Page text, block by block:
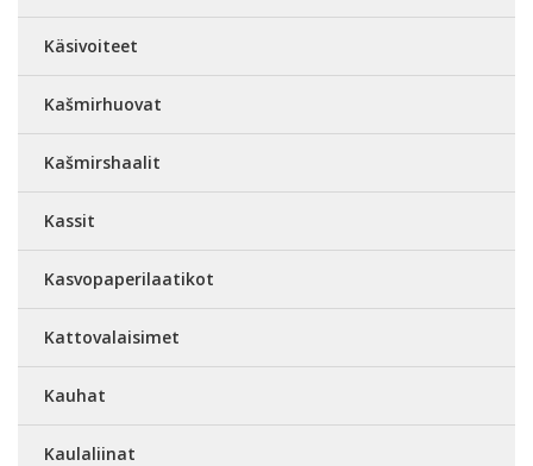
Käsivoiteet
Kašmirhuovat
Kašmirshaalit
Kassit
Kasvopaperilaatikot
Kattovalaisimet
Kauhat
Kaulaliinat